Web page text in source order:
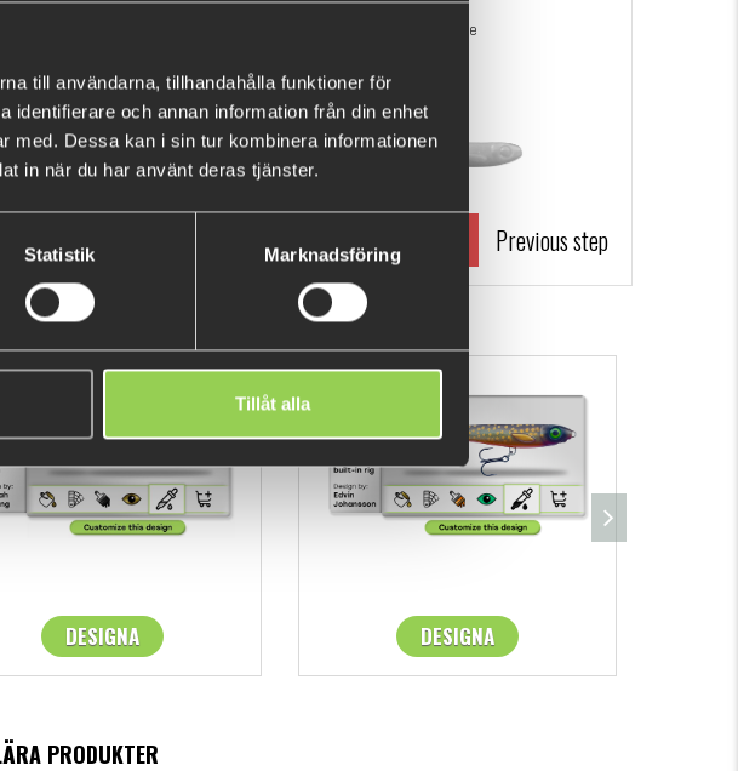
till användarna, tillhandahålla funktioner för
och annan information från din enhet
med. Dessa kan i sin tur kombinera informationen
in när du har använt deras tjänster.
Statistik Marknadsföring
Tillåt alla
Motoroil Base
Transparent Base Gold Glitter Base
SAVE TO CART NEXT STEP Previous step
DESIGNA DESIGNA
PRODUKTER